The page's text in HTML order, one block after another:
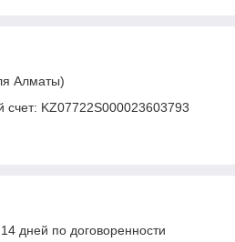
Алматы)
счет: KZ07722S000023603793
дней по договоренности